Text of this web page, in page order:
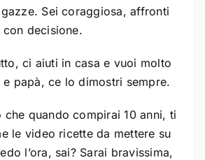
Sei coraggiosa, affronti
decisione.
ci aiuti in casa e vuoi molto
e papà, ce lo dimostri sempre.
che quando compirai 10 anni, ti
le video ricette da mettere su
l’ora, sai? Sarai bravissima,